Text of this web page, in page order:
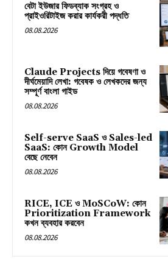
বেটা ইউজার ফিডব্যাক সংগ্রহ ও
প্রাইওরিটাইজ করার কার্যকরী পদ্ধতি
08.08.2026
Claude Projects দিয়ে গবেষণা ও
দীর্ঘমেয়াদি লেখা: গবেষক ও লেখকদের জন্য
সম্পূর্ণ বাংলা গাইড
08.08.2026
Self-serve SaaS ও Sales-led
SaaS: কোন Growth Model
বেছে নেবেন
08.08.2026
RICE, ICE ও MoSCoW: কোন
Prioritization Framework
কখন ব্যবহার করবেন
08.08.2026